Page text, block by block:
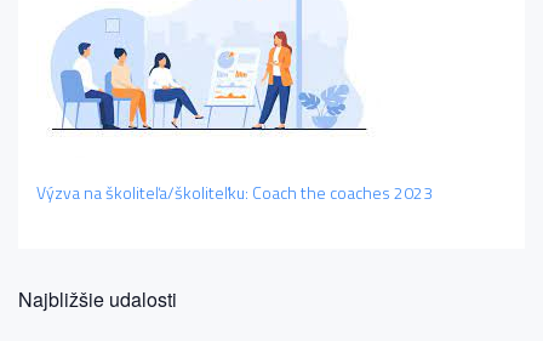
Výzva na školiteľa/školiteľku: Coach the coaches 2023
Najbližšie udalosti